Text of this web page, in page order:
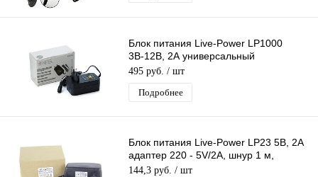
Блок питания Live-Power LP1000
3В-12В, 2А универсальный
регулируемый 220 - 3V-12V/2A, 8
насадок
495 руб. / шт
Подробнее
Блок питания Live-Power LP23 5В, 2A
адаптер 220 - 5V/2A, шнур 1 м,
штекер 3,5*1,35 мм
144,3 руб. / шт